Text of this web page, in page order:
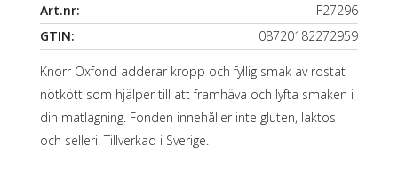
Art.nr:
F27296
GTIN:
08720182272959
Knorr Oxfond adderar kropp och fyllig smak av rostat
nötkött som hjälper till att framhäva och lyfta smaken i
din matlagning. Fonden innehåller inte gluten, laktos
och selleri. Tillverkad i Sverige.